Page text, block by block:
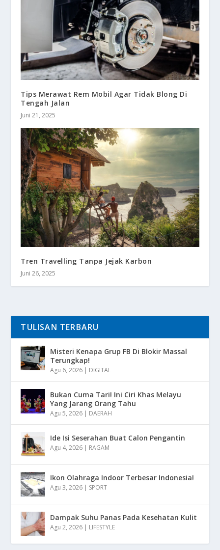
Tips Merawat Rem Mobil Agar Tidak Blong Di
Tengah Jalan
Juni 21, 2025
Tren Travelling Tanpa Jejak Karbon
Juni 26, 2025
TULISAN TERBARU
Misteri Kenapa Grup FB Di Blokir Massal
Terungkap!
Agu 6, 2026 | DIGITAL
Bukan Cuma Tari! Ini Ciri Khas Melayu
Yang Jarang Orang Tahu
Agu 5, 2026 | DAERAH
Ide Isi Seserahan Buat Calon Pengantin
Agu 4, 2026 | RAGAM
Ikon Olahraga Indoor Terbesar Indonesia!
Agu 3, 2026 | SPORT
Dampak Suhu Panas Pada Kesehatan Kulit
Agu 2, 2026 | LIFESTYLE